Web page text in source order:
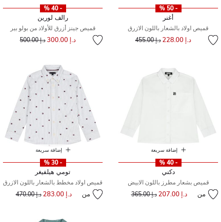
- 50 %
أغنر
قميص اولاد بالشعار باللون الازرق
د.إ 228.00 سعر مخفض مند.إ 455.00
- 40 %
رالف لورين
قميص جينز أزرق للأولاد من بولو بير
د.إ 300.00 سعر مخفض من
د.إ 500.00 إلى
إضافة سريعة
- 40 %
دكني
قميص بشعار مطرز باللون الابيض
من د.إ 207.00 سعر مخفض مند.إ 365.00
إضافة سريعة
- 30 %
تومي هيلفيغر
قميص اولاد مخطط بالشعار باللون الازرق
من د.إ 283.00 سعر مخفض من
د.إ 470.00 إلى